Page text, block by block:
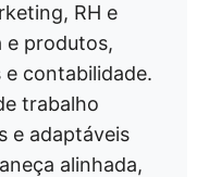
RH e
e produtos,
contabilidade.
trabalho
e adaptáveis
alinhada,